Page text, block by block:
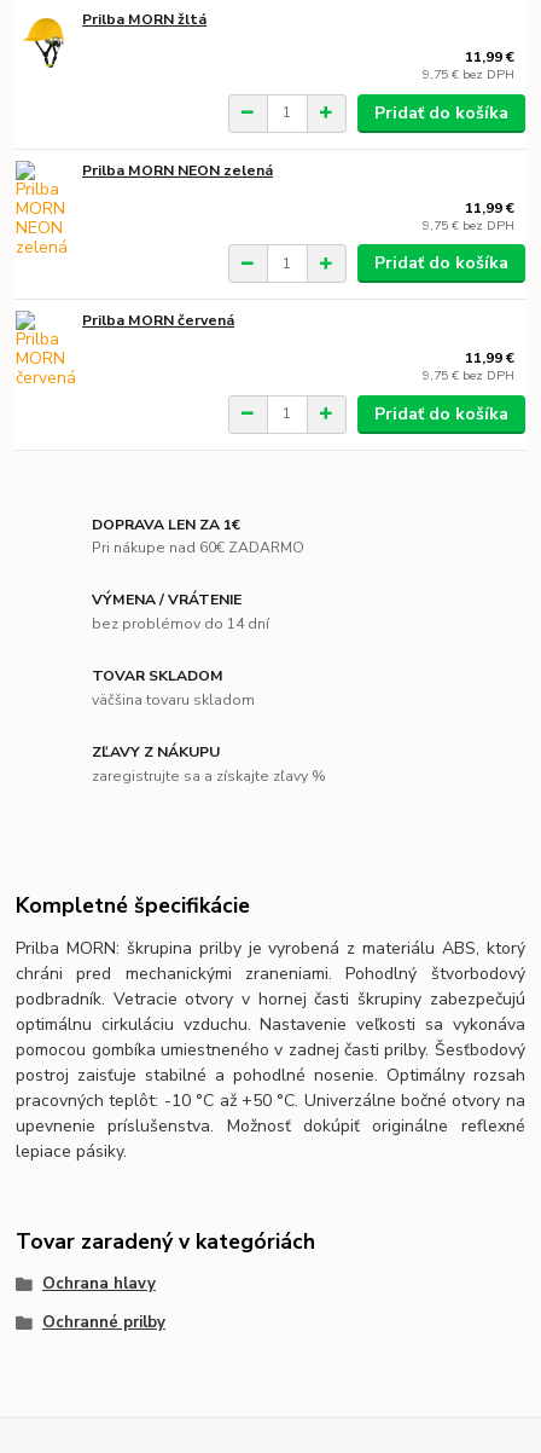
Prilba MORN žltá
11,99 €
9,75 € bez DPH
Pridať do košíka
Prilba MORN NEON zelená
11,99 €
9,75 € bez DPH
Pridať do košíka
Prilba MORN červená
11,99 €
9,75 € bez DPH
Pridať do košíka
DOPRAVA LEN ZA 1€
Pri nákupe nad 60€ ZADARMO
VÝMENA / VRÁTENIE
bez problémov do 14 dní
TOVAR SKLADOM
väčšina tovaru skladom
ZĽAVY Z NÁKUPU
zaregistrujte sa a získajte zľavy %
Kompletné špecifikácie
Prilba MORN: škrupina prilby je vyrobená z materiálu ABS, ktorý
chráni pred mechanickými zraneniami. Pohodlný štvorbodový
podbradník. Vetracie otvory v hornej časti škrupiny zabezpečujú
optimálnu cirkuláciu vzduchu. Nastavenie veľkosti sa vykonáva
pomocou gombíka umiestneného v zadnej časti prilby. Šesťbodový
postroj zaisťuje stabilné a pohodlné nosenie. Optimálny rozsah
pracovných teplôt: -10 °C až +50 °C. Univerzálne bočné otvory na
upevnenie príslušenstva. Možnosť dokúpiť originálne reflexné
lepiace pásiky.
Tovar zaradený v kategóriách
Ochrana hlavy
Ochranné prilby